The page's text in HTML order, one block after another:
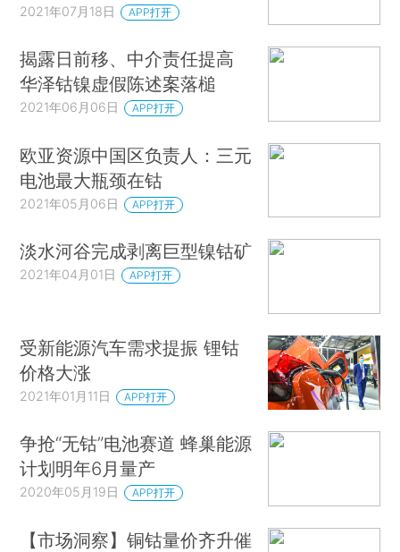
2021年07月18日 APP打开
揭露日前移、中介责任提高
华泽钴镍虚假陈述案落槌
2021年06月06日 APP打开
欧亚资源中国区负责人：三元
电池最大瓶颈在钴
2021年05月06日 APP打开
淡水河谷完成剥离巨型镍钴矿
2021年04月01日 APP打开
受新能源汽车需求提振 锂钴
价格大涨
2021年01月11日 APP打开
争抢“无钴”电池赛道 蜂巢能源
计划明年6月量产
2020年05月19日 APP打开
【市场洞察】铜钴量价齐升催